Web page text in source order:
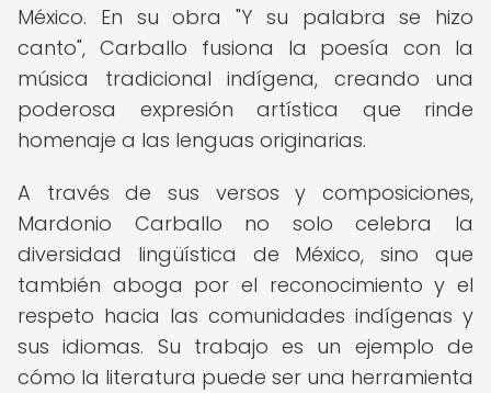
México. En su obra "Y su palabra se hizo
canto", Carballo fusiona la poesía con la
música tradicional indígena, creando una
poderosa expresión artística que rinde
homenaje a las lenguas originarias.
A través de sus versos y composiciones,
Mardonio Carballo no solo celebra la
diversidad lingüística de México, sino que
también aboga por el reconocimiento y el
respeto hacia las comunidades indígenas y
sus idiomas. Su trabajo es un ejemplo de
cómo la literatura puede ser una herramienta